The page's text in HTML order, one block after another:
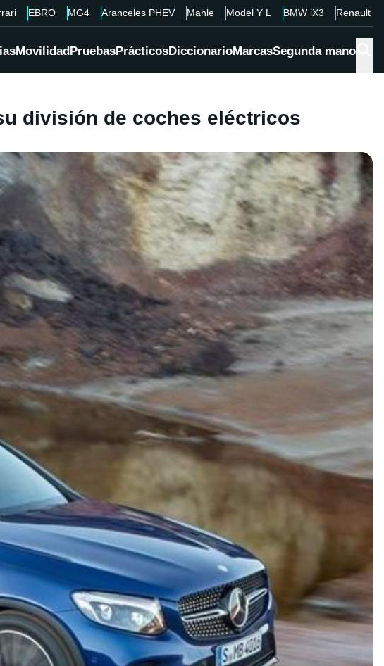
EBRO MG4 Aranceles PHEV Mahle Model Y L BMW iX3 Renault
MovilidadPruebasPrácticosDiccionarioMarcasSegunda mano
división de coches eléctricos